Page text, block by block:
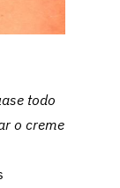
todo
o creme